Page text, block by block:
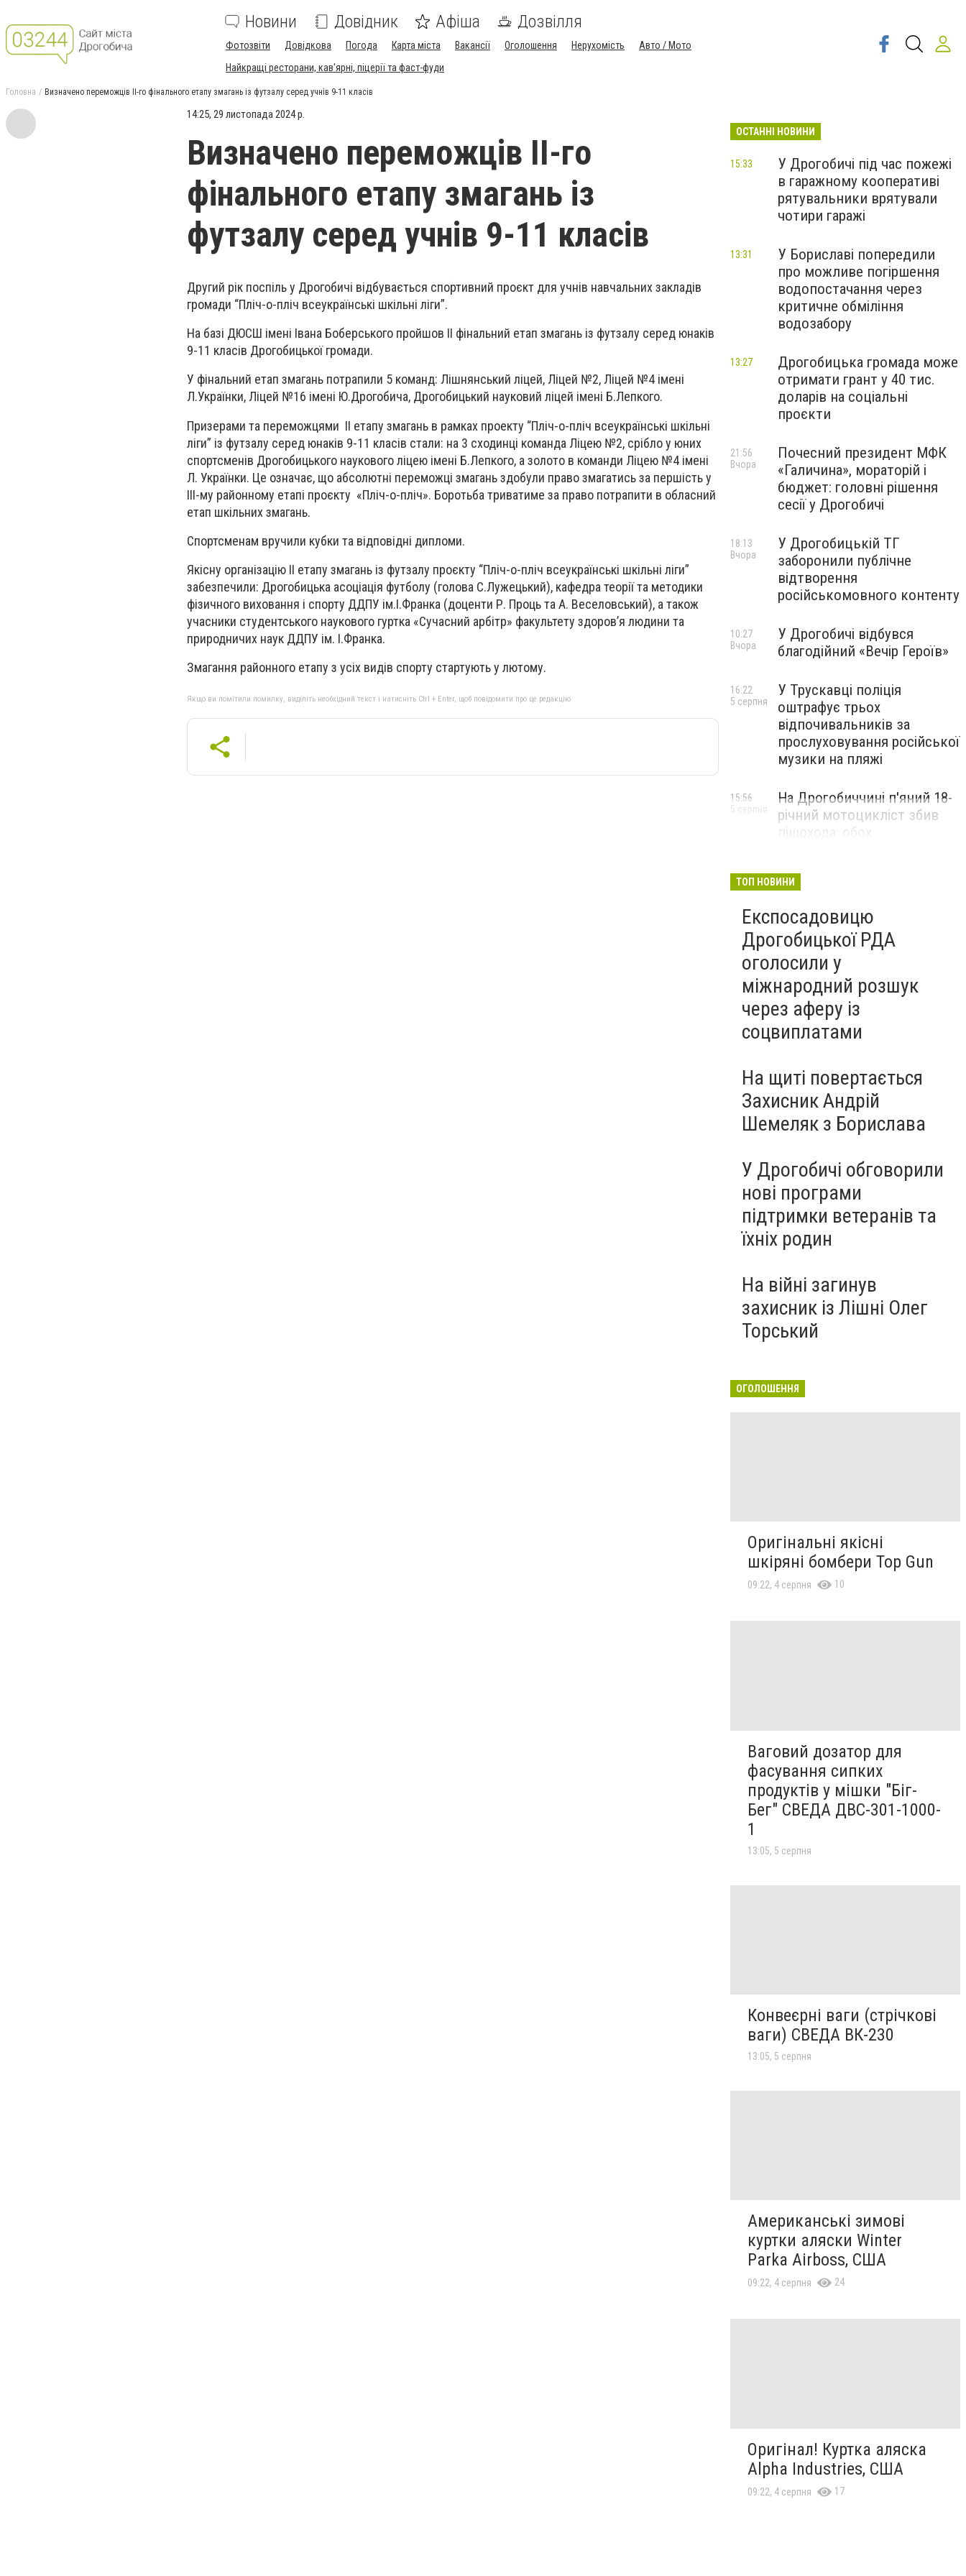
Новини Довідник Афіша Дозвілля
Фотозвіти Довідкова Погода Карта міста Вакансії Оголошення Нерухомість
Авто / Мото
Найкращі ресторани, кав'ярні, піцерії та фаст-фуди
Головна Визначено переможців ІІ-го фінального етапу змагань із футзалу серед учнів 9-11 класів
14:25, 29 листопада 2024 р.
Визначено переможців ІІ-го
фінального етапу змагань із
футзалу серед учнів 9-11 класів
Другий рік поспіль у Дрогобичі відбувається спортивний проєкт для учнів навчальних закладів
громади “Пліч-о-пліч всеукраїнські шкільні ліги”.
На базі ДЮСШ імені Івана Боберського пройшов ІІ фінальний етап змагань із футзалу серед юнаків
9-11 класів Дрогобицької громади.
У фінальний етап змагань потрапили 5 команд: Лішнянський ліцей, Ліцей №2, Ліцей №4 імені
Л.Українки, Ліцей №16 імені Ю.Дрогобича, Дрогобицький науковий ліцей імені Б.Лепкого.
Призерами та переможцями ІІ етапу змагань в рамках проекту “Пліч-о-пліч всеукраїнські шкільні
ліги” із футзалу серед юнаків 9-11 класів стали: на 3 сходинці команда Ліцею №2, срібло у юних
спортсменів Дрогобицького наукового ліцею імені Б.Лепкого, а золото в команди Ліцею №4 імені
Л. Українки. Це означає, що абсолютні переможці змагань здобули право змагатись за першість у
ІІІ-му районному етапі проєкту «Пліч-о-пліч». Боротьба триватиме за право потрапити в обласний
етап шкільних змагань.
Спортсменам вручили кубки та відповідні дипломи.
Якісну організацію ІІ етапу змагань із футзалу проєкту “Пліч-о-пліч всеукраїнські шкільні ліги”
забезпечили: Дрогобицька асоціація футболу (голова С.Лужецький), кафедра теорії та методики
фізичного виховання і спорту ДДПУ ім.І.Франка (доценти Р. Проць та А. Веселовський), а також
учасники студентського наукового гуртка «Сучасний арбітр» факультету здоровʼя людини та
природничих наук ДДПУ ім. І.Франка.
Змагання районного етапу з усіх видів спорту стартують у лютому.
Якщо ви помітили помилку, виділіть необхідний текст і натисніть Ctrl + Enter, щоб повідомити про це редакцію
ОСТАННІ НОВИНИ
У Дрогобичі під час пожежі
в гаражному кооперативі
рятувальники врятували
чотири гаражі
15:33
У Бориславі попередили
про можливе погіршення
водопостачання через
критичне обміління
водозабору
13:31
Дрогобицька громада може
отримати грант у 40 тис.
доларів на соціальні
проєкти
13:27
Почесний президент МФК
«Галичина», мораторій і
бюджет: головні рішення
сесії у Дрогобичі
21:56
Вчора
У Дрогобицькій ТГ
заборонили публічне
відтворення
російськомовного контенту
18:13
Вчора
У Дрогобичі відбувся
благодійний «Вечір Героїв»
10:27
Вчора
У Трускавці поліція
оштрафує трьох
відпочивальників за
прослуховування російської
музики на пляжі
16:22
5 серпня
На Дрогобиччині п'яний 18-
річний мотоцикліст збив
пішохода: обох
15:56
5 серпня
ТОП НОВИНИ
Експосадовицю
Дрогобицької РДА
оголосили у
міжнародний розшук
через аферу із
соцвиплатами
На щиті повертається
Захисник Андрій
Шемеляк з Борислава
У Дрогобичі обговорили
нові програми
підтримки ветеранів та
їхніх родин
На війні загинув
захисник із Лішні Олег
Торський
ОГОЛОШЕННЯ
Оригінальні якісні
шкіряні бомбери Top Gun
09:22, 4 серпня 10
Ваговий дозатор для
фасування сипких
продуктів у мішки "Біг-
Бег" СВЕДА ДВС-301-1000-
1
13:05, 5 серпня
Конвеєрні ваги (стрічкові
ваги) СВЕДА ВК-230
13:05, 5 серпня
Американські зимові
куртки аляски Winter
Parka Airboss, США
09:22, 4 серпня 24
Оригінал! Куртка аляска
Alpha Industries, США
09:22, 4 серпня 17